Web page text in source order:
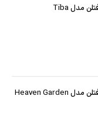
دستمال کاغذی 150 برگ سافتلن مدل Heaven Garden